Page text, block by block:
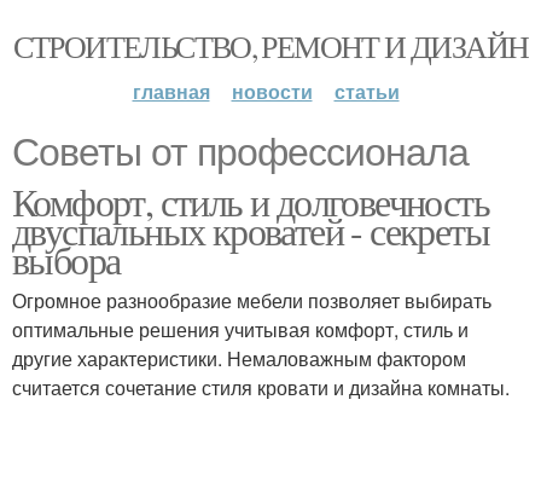
СТРОИТЕЛЬСТВО, РЕМОНТ И ДИЗАЙН
главная новости статьи
Советы от профессионала
Комфорт, стиль и долговечность
двуспальных кроватей - секреты
выбора
Огромное разнообразие мебели позволяет выбирать
оптимальные решения учитывая комфорт, стиль и
другие характеристики. Немаловажным фактором
считается сочетание стиля кровати и дизайна комнаты.